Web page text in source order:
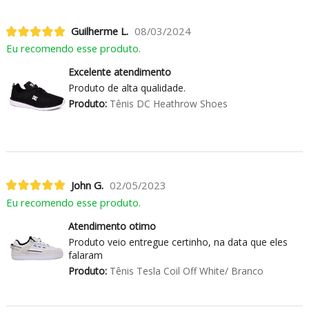
Guilherme L. 08/03/2024
Eu recomendo esse produto.
Excelente atendimento
Produto de alta qualidade.
Produto:Tênis DC Heathrow Shoes
John G. 02/05/2023
Eu recomendo esse produto.
Atendimento otimo
Produto veio entregue certinho, na data que eles
falaram
Produto:Tênis Tesla Coil Off White/ Branco